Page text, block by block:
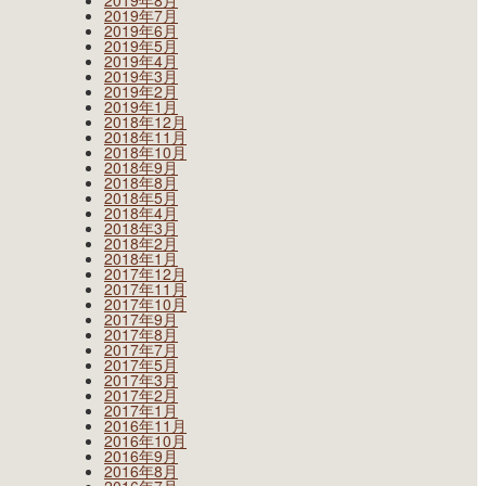
2019年7月
2019年6月
2019年5月
2019年4月
2019年3月
2019年2月
2019年1月
2018年12月
2018年11月
2018年10月
2018年9月
2018年8月
2018年5月
2018年4月
2018年3月
2018年2月
2018年1月
2017年12月
2017年11月
2017年10月
2017年9月
2017年8月
2017年7月
2017年5月
2017年3月
2017年2月
2017年1月
2016年11月
2016年10月
2016年9月
2016年8月